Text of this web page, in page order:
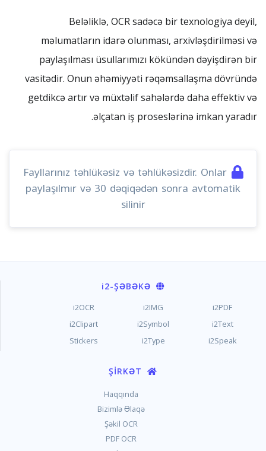
Beləliklə, OCR sadəcə bir texnologiya deyil,
məlumatların idarə olunması, arxivləşdirilməsi və
paylaşılması üsullarımızı kökündən dəyişdirən bir
vasitədir. Onun əhəmiyyəti rəqəmsallaşma dövründə
getdikcə artır və müxtəlif sahələrdə daha effektiv və
əlçatan iş proseslərinə imkan yaradır.
Fayllarınız təhlükəsiz və təhlükəsizdir. Onlar
paylaşılmır və 30 dəqiqədən sonra avtomatik
silinir
i2-ŞƏBƏKƏ
i2PDF
i2IMG
i2OCR
i2Text
i2Symbol
i2Clipart
i2Speak
i2Type
Stickers
Haqqında
Bizimlə Əlaqə
Şəkil OCR
PDF OCR